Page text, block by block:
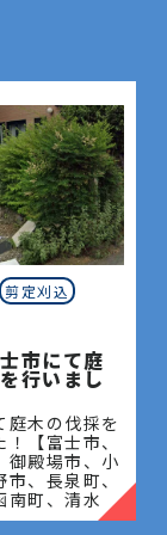
剪定刈込
市にて庭
行いまし
庭木の伐採を
【富士市、
御殿場市、小
、長泉町、
南町、清水
、熱海市、伊